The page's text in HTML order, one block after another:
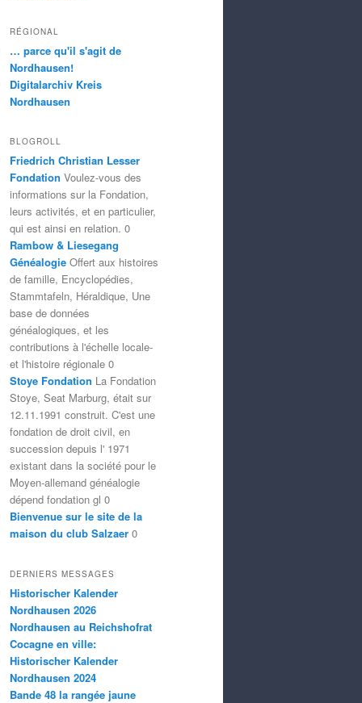
RÉGIONAL
… parce qu'il s'agit de
Nordhausen!
Digitalarchiv Kreis
Nordhausen
BLOGROLL
Friedrich Christian Lesser
Fondation Voulez-vous des
informations sur la Fondation,
leurs activités, et en particulier,
qui est ainsi en relation. 0
Rambow & Liesegang
Généalogie Offert aux histoires
de famille, Encyclopédies,
Stammtafeln, Héraldique, Une
base de données
généalogiques, et les
contributions à l'échelle locale-
et l'histoire régionale 0
Stoye Fondation La Fondation
Stoye, Seat Marburg, était sur
12.11.1991 construit. C'est une
fondation de droit civil, en
succession depuis l' 1971
existant dans la société pour le
Moyen-allemand généalogie
dépend fondation gl 0
Bienvenue sur le site de la
maison du club Salzaer 0
DERNIERS MESSAGES
Historischer Kalender
Nordhausen 2026
Nordhausen au Reichshofrat
Cocagne en ville:
Historischer Kalender
Nordhausen 2024
Bande 48 la rangée jaune